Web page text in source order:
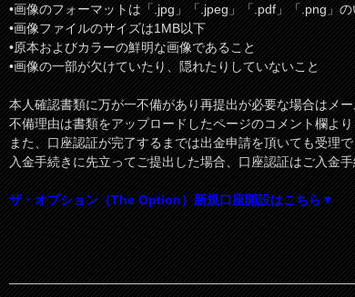
•画像のフォーマットは「.jpg」「.jpeg」「.pdf」「.png」
•画像ファイルのサイズは1MB以下
•原本およびカラーの鮮明な画像であること
•画像の一部が欠けていたり、隠れたりしていないこと
本人確認書類に万が一不備があり再提出が必要な場合はメ
不備理由は書類をアップロードしたページのコメント欄よ
また、口座認証が完了するまでは出金申請を頂いても受理
入金手続きに先立ってご提出した場合、口座認証はご入金
ザ・オプション（The Option）新規口座開設はこちら▼